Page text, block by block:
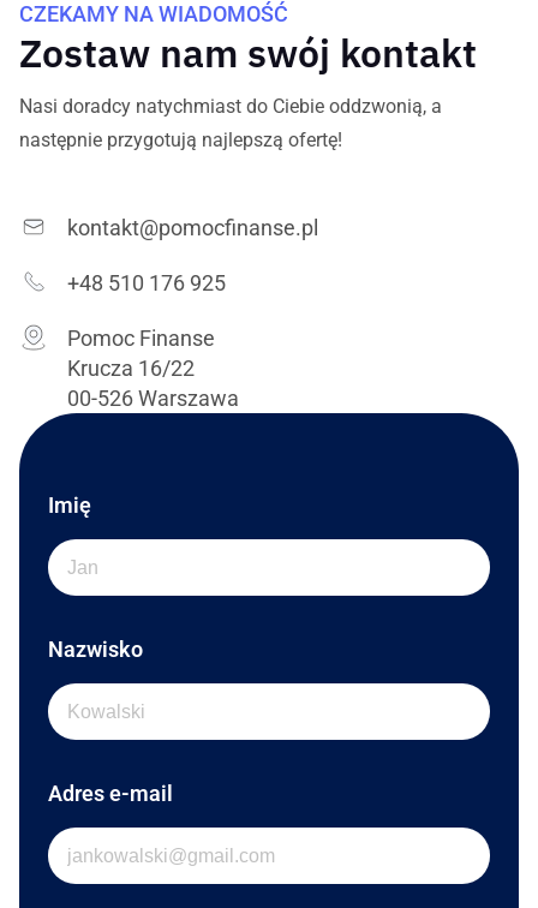
CZEKAMY NA WIADOMOŚĆ
Zostaw nam swój kontakt
Nasi doradcy natychmiast do Ciebie oddzwonią, a
następnie przygotują najlepszą ofertę!
kontakt@pomocfinanse.pl
+48 510 176 925
Pomoc Finanse
Krucza 16/22
00-526 Warszawa
Imię
Nazwisko
Adres e-mail